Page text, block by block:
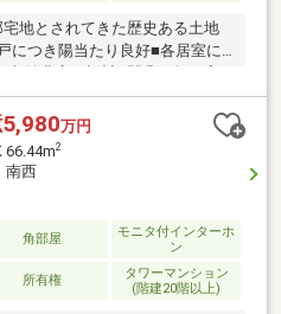
地とされてきた歴史ある土地
につき陽当たり良好■各居室に
収納豊富な設計■凹凸が無く家
■キッチン窓・全居室窓ありの
れます■安心の24時間有人管理
ドによる3重セキュリティシス
廊下設計・コンシェルジュサ
ィットネスルーム（2階）・各階
洗い場あり■ペット飼育可能
）■黒の御影石をあしらえ重厚
万円
66.44m2
南西
角部屋
モニタ付インターホ
ン
所有権
タワーマンション
(階建20階以上)